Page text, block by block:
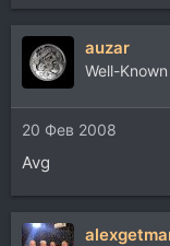
auzar
Well-
20 Фев 2008
Avg